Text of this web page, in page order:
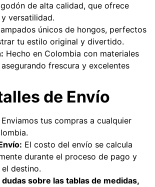
de alta calidad, que ofrece
versatilidad.
únicos de hongos, perfectos
tu estilo original y divertido.
Hecho en Colombia con materiales
frescura y excelentes
de Envío
Enviamos tus compras a cualquier
El costo del envío se calcula
durante el proceso de pago y
destino.
sobre las tablas de medidas,